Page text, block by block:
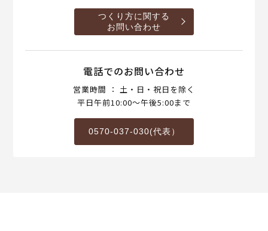
つくり方に関する
お問い合わせ
電話でのお問い合わせ
営業時間 ： 土・日・祝日を除く
平日午前10:00～午後5:00まで
0570-037-030(代表）